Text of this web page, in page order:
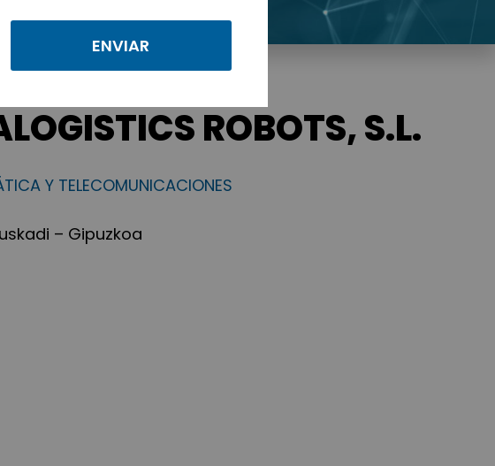
ROBOTS, S.L.
Y TELECOMUNICACIONES
– Gipuzkoa